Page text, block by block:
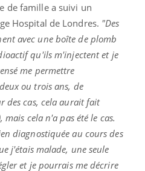
de famille a suivi un
Hospital de Londres. "Des
avec une boîte de plomb
qu'ils m'injectent et je
me permettre
ou trois ans, de
des cas, cela aurait fait
mais cela n'a pas été le cas.
diagnostiquée au cours des
j'étais malade, une seule
et je pourrais me décrire